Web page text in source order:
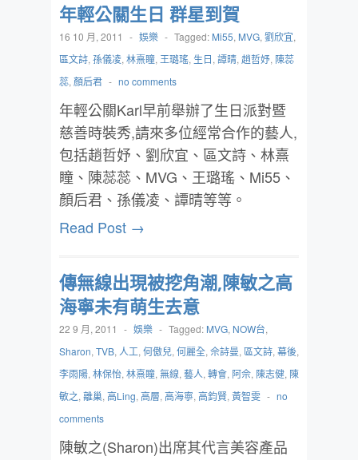
年輕公關生日 群星到賀
16 10 月, 2011 - 娛樂 - Tagged: Mi55, MVG, 劉欣宜,
區文詩, 孫儀凌, 林熹瞳, 王璐瑤, 生日, 譚晴, 趙哲妤, 陳蕊
蕊, 顏后君 - no comments
年輕公關Karl早前舉辦了生日派對暨
慈善時裝秀,請來多位經常合作的藝人,
包括趙哲妤、劉欣宜、區文詩、林熹
瞳、陳蕊蕊、MVG、王璐瑤、Mi55、
顏后君、孫儀凌、譚晴等等。
Read Post →
傳無線出現被挖角潮,陳敏之高
海寧未有萌生去意
22 9 月, 2011 - 娛樂 - Tagged: MVG, NOW台,
Sharon, TVB, 人工, 何傲兒, 何麗全, 佘詩曼, 區文詩, 幕後,
李雨陽, 林保怡, 林熹瞳, 無線, 藝人, 轉會, 阿佘, 陳志健, 陳
敏之, 離巢, 高Ling, 高層, 高海寧, 高鈞賢, 黃智雯 - no
comments
陳敏之(Sharon)出席其代言美容產品